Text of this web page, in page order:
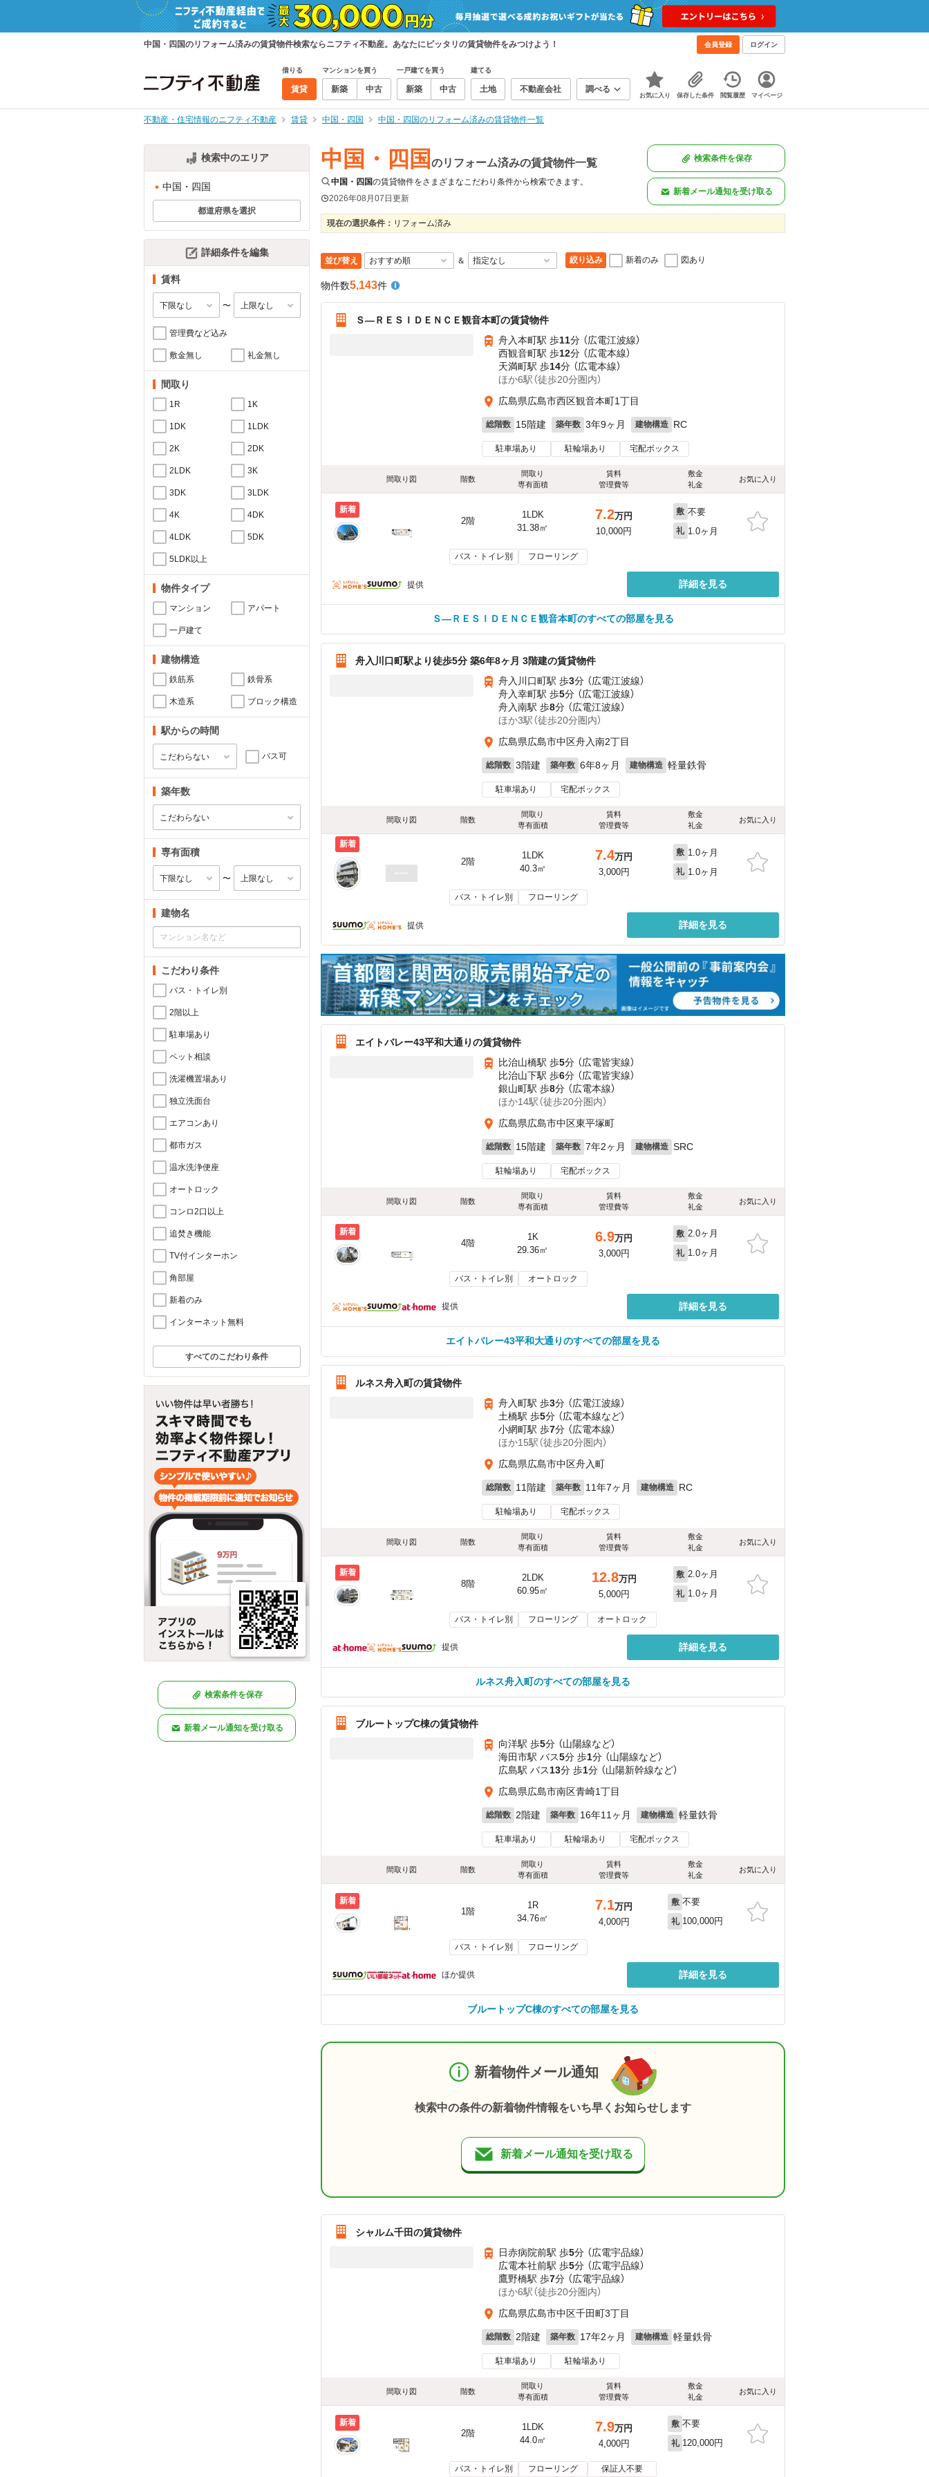
中国・四国のリフォーム済みの賃貸物件検索ならニフティ不動産。あなたにピッタリの賃貸物件をみつけよう！ 会員登録 ログイン
借りる
賃貸
マンションを買う
新築 中古
一戸建てを買う
新築 中古
建てる
土地 不動産会社 調べる
お気に入り 保存した条件 閲覧履歴 マイページ
不動産・住宅情報のニフティ不動産 賃貸 中国・四国 中国・四国のリフォーム済みの賃貸物件一覧
検索中のエリア
中国・四国
都道府県を選択
詳細条件を編集
賃料
〜
管理費など込み
敷金無し 礼金無し
間取り
1R 1K
1DK 1LDK
2K 2DK
2LDK 3K
3DK 3LDK
4K 4DK
4LDK 5DK
5LDK以上
物件タイプ
マンション アパート
一戸建て
建物構造
鉄筋系 鉄骨系
木造系 ブロック構造
駅からの時間
バス可
築年数
専有面積
〜
建物名
こだわり条件
バス・トイレ別
2階以上
駐車場あり
ペット相談
洗濯機置場あり
独立洗面台
エアコンあり
都市ガス
温水洗浄便座
オートロック
コンロ2口以上
追焚き機能
TV付インターホン
角部屋
新着のみ
インターネット無料
すべてのこだわり条件
検索条件を保存
新着メール通知を受け取る
中国・四国 のリフォーム済みの賃貸物件一覧
中国・四国の賃貸物件をさまざまなこだわり条件から検索できます。
2026年08月07日更新
検索条件を保存
新着メール通知を受け取る
現在の選択条件： リフォーム済み
並び替え ＆ 絞り込み 新着のみ 図あり
物件数5,143件
Ｓ—ＲＥＳＩＤＥＮＣＥ観音本町の賃貸物件
舟入本町駅 歩11分 （広電江波線）
西観音町駅 歩12分 （広電本線）
天満町駅 歩14分 （広電本線）
ほか6駅（徒歩20分圏内）
広島県広島市西区観音本町1丁目
総階数 15階建 築年数 3年9ヶ月 建物構造 RC
駐車場あり 駐輪場あり 宅配ボックス
間取り図 階数
間取り
専有面積
賃料
管理費等
敷金
礼金
お気に入り
新着
2階
1LDK
31.38㎡
7.2万円
10,000円
敷 不要
礼 1.0ヶ月
バス・トイレ別 フローリング
提供 詳細を見る
Ｓ—ＲＥＳＩＤＥＮＣＥ観音本町のすべての部屋を見る
舟入川口町駅より徒歩5分 築6年8ヶ月 3階建の賃貸物件
舟入川口町駅 歩3分 （広電江波線）
舟入幸町駅 歩5分 （広電江波線）
舟入南駅 歩8分 （広電江波線）
ほか3駅（徒歩20分圏内）
広島県広島市中区舟入南2丁目
総階数 3階建 築年数 6年8ヶ月 建物構造 軽量鉄骨
駐車場あり 宅配ボックス
間取り図 階数
間取り
専有面積
賃料
管理費等
敷金
礼金
お気に入り
新着
2階
1LDK
40.3㎡
7.4万円
3,000円
敷 1.0ヶ月
礼 1.0ヶ月
バス・トイレ別 フローリング
提供 詳細を見る
エイトバレー43平和大通りの賃貸物件
比治山橋駅 歩5分 （広電皆実線）
比治山下駅 歩6分 （広電皆実線）
銀山町駅 歩8分 （広電本線）
ほか14駅（徒歩20分圏内）
広島県広島市中区東平塚町
総階数 15階建 築年数 7年2ヶ月 建物構造 SRC
駐輪場あり 宅配ボックス
間取り図 階数
間取り
専有面積
賃料
管理費等
敷金
礼金
お気に入り
新着
4階
1K
29.36㎡
6.9万円
3,000円
敷 2.0ヶ月
礼 1.0ヶ月
バス・トイレ別 オートロック
提供 詳細を見る
エイトバレー43平和大通りのすべての部屋を見る
ルネス舟入町の賃貸物件
舟入町駅 歩3分 （広電江波線）
土橋駅 歩5分 （広電本線など）
小網町駅 歩7分 （広電本線）
ほか15駅（徒歩20分圏内）
広島県広島市中区舟入町
総階数 11階建 築年数 11年7ヶ月 建物構造 RC
駐輪場あり 宅配ボックス
間取り図 階数
間取り
専有面積
賃料
管理費等
敷金
礼金
お気に入り
新着
8階
2LDK
60.95㎡
12.8万円
5,000円
敷 2.0ヶ月
礼 1.0ヶ月
バス・トイレ別 フローリング オートロック
提供 詳細を見る
ルネス舟入町のすべての部屋を見る
ブルートップC棟の賃貸物件
向洋駅 歩5分 （山陽線など）
海田市駅 バス5分 歩1分 （山陽線など）
広島駅 バス13分 歩1分 （山陽新幹線など）
広島県広島市南区青崎1丁目
総階数 2階建 築年数 16年11ヶ月 建物構造 軽量鉄骨
駐車場あり 駐輪場あり 宅配ボックス
間取り図 階数
間取り
専有面積
賃料
管理費等
敷金
礼金
お気に入り
新着
1階
1R
34.76㎡
7.1万円
4,000円
敷 不要
礼 100,000円
バス・トイレ別 フローリング
ほか提供 詳細を見る
ブルートップC棟のすべての部屋を見る
新着物件メール通知
検索中の条件の新着物件情報をいち早くお知らせします
新着メール通知を受け取る
シャルム千田の賃貸物件
日赤病院前駅 歩5分 （広電宇品線）
広電本社前駅 歩5分 （広電宇品線）
鷹野橋駅 歩7分 （広電宇品線）
ほか6駅（徒歩20分圏内）
広島県広島市中区千田町3丁目
総階数 2階建 築年数 17年2ヶ月 建物構造 軽量鉄骨
駐車場あり 駐輪場あり
間取り図 階数
間取り
専有面積
賃料
管理費等
敷金
礼金
お気に入り
新着
2階
1LDK
44.0㎡
7.9万円
4,000円
敷 不要
礼 120,000円
バス・トイレ別 フローリング 保証人不要